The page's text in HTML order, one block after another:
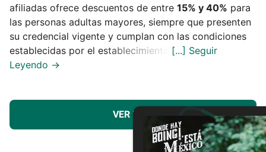
afiliadas ofrece descuentos de entre 15% y 40% para
las personas adultas mayores, siempre que presenten
su credencial vigente y cumplan con las condiciones
establecidas por el establecimiento.
VER MÁS